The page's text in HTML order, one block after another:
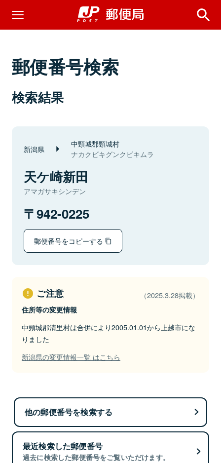
郵便番号検索
検索結果
新潟県 中頸城郡頸城村
ナカクビキグンクビキムラ
天ケ崎新田
アマガサキシンデン
942-0225
郵便番号をコピーする
ご注意 （2025.3.28掲載）
住所等の変更情報
中頸城郡清里村は合併により2005.01.01から上越市にな
りました
新潟県の変更情報一覧 はこちら
他の郵便番号を検索する
最近検索した郵便番号
過去に検索した郵便番号をご覧いただけます。